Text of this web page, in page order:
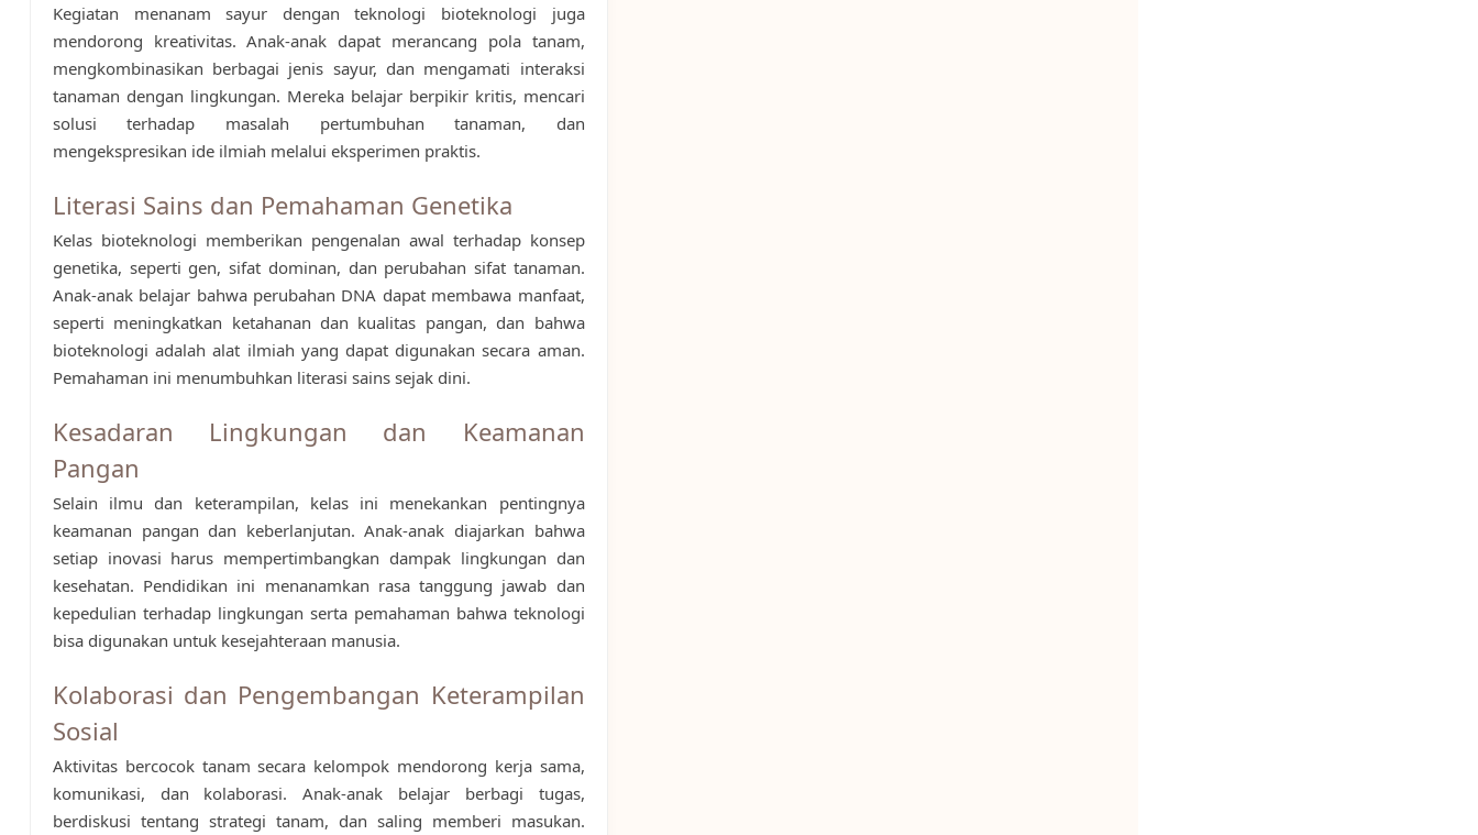
Kegiatan menanam sayur dengan teknologi bioteknologi juga
mendorong kreativitas. Anak-anak dapat merancang pola tanam,
mengkombinasikan berbagai jenis sayur, dan mengamati interaksi
tanaman dengan lingkungan. Mereka belajar berpikir kritis, mencari
solusi terhadap masalah pertumbuhan tanaman, dan
mengekspresikan ide ilmiah melalui eksperimen praktis.
Literasi Sains dan Pemahaman Genetika
Kelas bioteknologi memberikan pengenalan awal terhadap konsep
genetika, seperti gen, sifat dominan, dan perubahan sifat tanaman.
Anak-anak belajar bahwa perubahan DNA dapat membawa manfaat,
seperti meningkatkan ketahanan dan kualitas pangan, dan bahwa
bioteknologi adalah alat ilmiah yang dapat digunakan secara aman.
Pemahaman ini menumbuhkan literasi sains sejak dini.
Kesadaran Lingkungan dan Keamanan
Pangan
Selain ilmu dan keterampilan, kelas ini menekankan pentingnya
keamanan pangan dan keberlanjutan. Anak-anak diajarkan bahwa
setiap inovasi harus mempertimbangkan dampak lingkungan dan
kesehatan. Pendidikan ini menanamkan rasa tanggung jawab dan
kepedulian terhadap lingkungan serta pemahaman bahwa teknologi
bisa digunakan untuk kesejahteraan manusia.
Kolaborasi dan Pengembangan Keterampilan
Sosial
Aktivitas bercocok tanam secara kelompok mendorong kerja sama,
komunikasi, dan kolaborasi. Anak-anak belajar berbagi tugas,
berdiskusi tentang strategi tanam, dan saling memberi masukan.